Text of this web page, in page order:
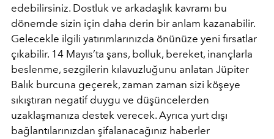
edebilirsiniz. Dostluk ve arkadaşlık kavramı bu
dönemde sizin için daha derin bir anlam kazanabilir.
Gelecekle ilgili yatırımlarınızda önünüze yeni fırsatlar
çıkabilir. 14 Mayıs’ta şans, bolluk, bereket, inançlarla
beslenme, sezgilerin kılavuzluğunu anlatan Jüpiter
Balık burcuna geçerek, zaman zaman sizi köşeye
sıkıştıran negatif duygu ve düşüncelerden
uzaklaşmanıza destek verecek. Ayrıca yurt dışı
bağlantılarınızdan şifalanacağınız haberler